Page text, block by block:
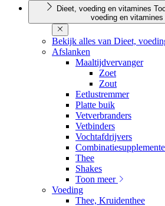
Dieet, voeding en vitamines
voeding en
Bekijk alles van Dieet,
Afslanken
Maaltijdvervanger
Zoet
Zout
Eetlustremmer
Platte buik
Vetverbranders
Vetbinders
Vochtafdrijvers
Thee
Shakes
Toon meer
Voeding
Thee, Kruidenthee